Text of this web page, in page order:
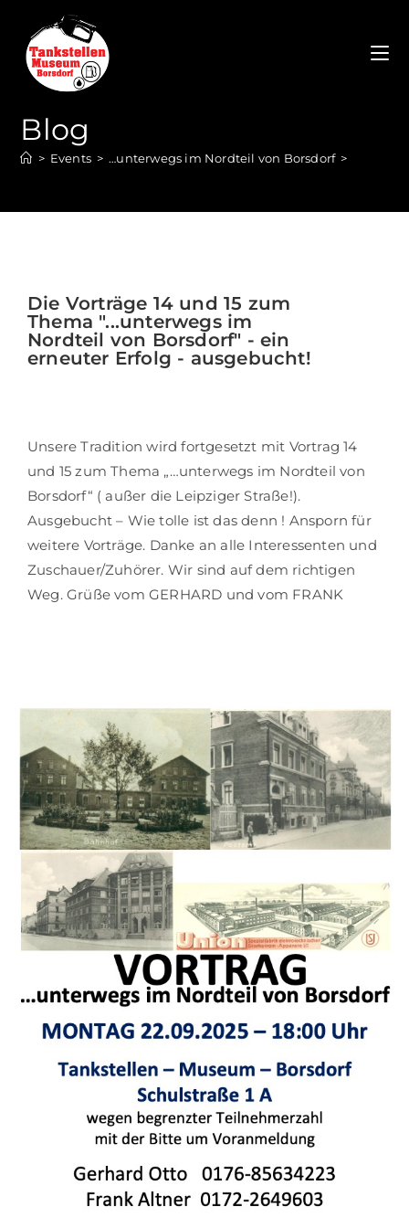
Blog
> Events > …unterwegs im Nordteil von Borsdorf >
Die Vorträge 14 und 15 zum
Thema "...unterwegs im
Nordteil von Borsdorf" - ein
erneuter Erfolg - ausgebucht!
Unsere Tradition wird fortgesetzt mit Vortrag 14
und 15 zum Thema „…unterwegs im Nordteil von
Borsdorf“ ( außer die Leipziger Straße!).
Ausgebucht – Wie tolle ist das denn ! Ansporn für
weitere Vorträge. Danke an alle Interessenten und
Zuschauer/Zuhörer. Wir sind auf dem richtigen
Weg. Grüße vom GERHARD und vom FRANK